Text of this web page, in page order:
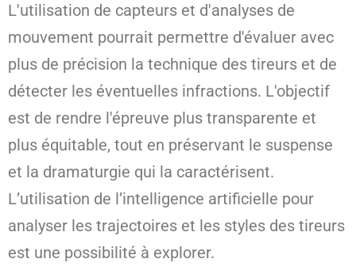
L'utilisation de capteurs et d'analyses de
mouvement pourrait permettre d'évaluer avec
plus de précision la technique des tireurs et de
détecter les éventuelles infractions. L'objectif
est de rendre l'épreuve plus transparente et
plus équitable, tout en préservant le suspense
et la dramaturgie qui la caractérisent.
L’utilisation de l’intelligence artificielle pour
analyser les trajectoires et les styles des tireurs
est une possibilité à explorer.